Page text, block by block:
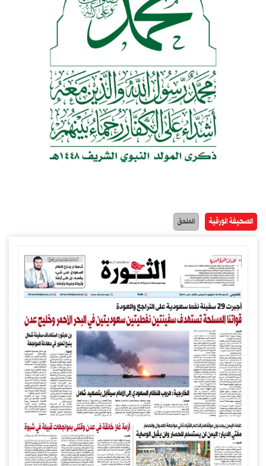
الصحيفة الورقية الملحق